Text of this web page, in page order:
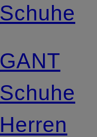
Schuhe
GANT
Schuhe
Herren